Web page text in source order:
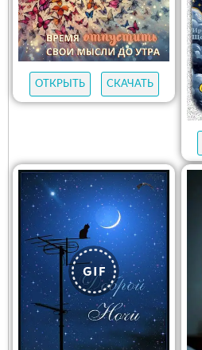
ОТКРЫТЬ СКАЧАТЬ